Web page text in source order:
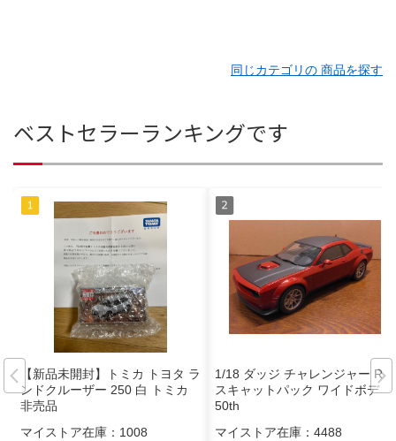
同じカテゴリの 商品を探す
ベストセラーランキングです
【新品未開封】トミカ トヨタ ラ
ンドクルーザー 250 白 トミカ
非売品
マイストア在庫： 1008
1/18 ダッジ チャレンジャー R/T
スキャットパック ワイドボディ
50th
マイストア在庫： 4488